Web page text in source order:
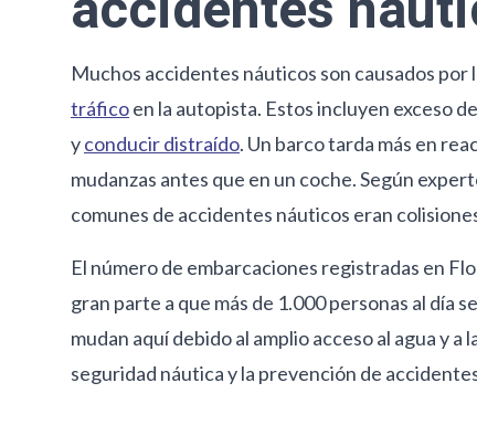
Muchos accidentes náuticos son causados por
tráficoen la autopista. Estos incluyen exceso
yconducir distraído. Un barco tarda más en
mudanzas antes que en un coche. Según
comunes de accidentes náuticos eran
El número de embarcaciones registradas en
gran parte a que más de 1.000 personas al día
mudan aquí debido al amplio acceso al agua y
seguridad náutica y la prevención de